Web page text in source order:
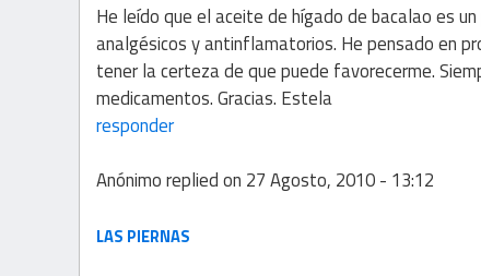
He leído que el aceite de hígado de bacalao es
analgésicos y antinflamatorios. He pensado en
tener la certeza de que puede favorecerme.
medicamentos. Gracias. Estela
responder
Anónimoreplied on 27 Agosto, 2010 - 13:12
LAS PIERNAS